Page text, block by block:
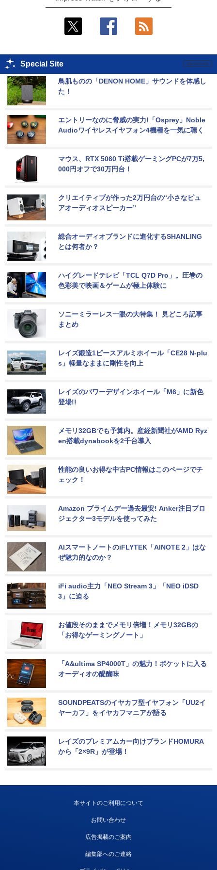
Special Site
鳥肌ものの「DENON HOME」サウンドを体感し
た！
エントリーなのに脅威の実力!「Osprey」Noble
Audioワイヤレスイヤフォン4機種を一気に聴く
マウス、RTX 5060 Ti搭載ゲーミングPCが7万5,
000円オフで30万円台！
クリエイティブが作った2万円台の“小さなピュ
アオーディオスピーカー”
総合オーディオブランドに進化するSHANLING
とは何者か？
ハイグレードテレビ「TCL Q7D Pro」。圧巻の
色彩美で映画＆ゲームが極上体験に
ソニーミラーレス一眼の大特集！ 見どころ記事
まとめ
レイズ鍛造1ピースアルミホイール「CE28 N-plu
s」軽量なままに剛性を向上
レイズのパワーデザインホイール「M6」に新色
登場!!
メモリ32GBでも予算内。産経新聞社がAMD Ryz
en搭載dynabookを2千台導入
性能の良いお得な中古PC情報はこのページでチ
ェック！
Amazon プライムデー過去最安! Anker注目プロ
ジェクター3モデルを使ってみた
AIスマートノートのiFLYTEK「AINOTE 2」はな
ぜ魅力的なのか？
iFi audio主力「NEO Stream 3」「NEO iDSD
3」に迫る
お値段そのままでメモリ倍増！メモリ32GBの
「お得なゲーミングノート」
「A&ultima SP4000T」の魅力！ポケットに入る
オーディオの醍醐味
SOUNDPEATSのイヤカフ型イヤフォン「UU2イ
ヤーカフ」をイヤカフマニアが語る
レイズのプレミアムカー向けブランドHOMURA
から「2×9R」が登場！
本サイトのご利用について
お問い合わせ
広告掲載のご案内
編集部へのご連絡